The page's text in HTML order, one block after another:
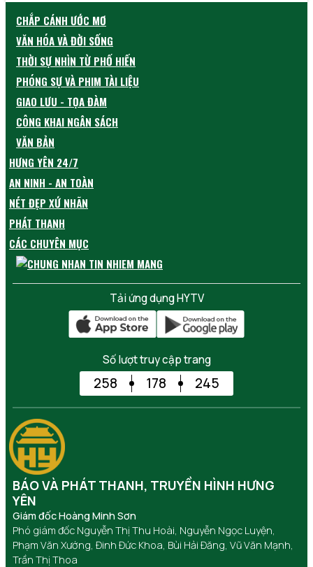
CHẮP CÁNH ƯỚC MƠ
VĂN HÓA VÀ ĐỜI SỐNG
THỜI SỰ NHÌN TỪ PHỐ HIẾN
PHÓNG SỰ VÀ PHIM TÀI LIỆU
GIAO LƯU - TỌA ĐÀM
CÔNG KHAI NGÂN SÁCH
VĂN BẢN
HƯNG YÊN 24/7
AN NINH - AN TOÀN
NÉT ĐẸP XỨ NHÃN
PHÁT THANH
CÁC CHUYÊN MỤC
Tải ứng dụng HYTV
Số lượt truy cập trang
258 178 245
BÁO VÀ PHÁT THANH, TRUYỀN HÌNH HƯNG
YÊN
Giám đốc Hoàng Minh Sơn
Phó giám đốc Nguyễn Thị Thu Hoài, Nguyễn Ngọc Luyện,
Phạm Văn Xướng, Đinh Đức Khoa, Bùi Hải Đăng, Vũ Văn Mạnh,
Trần Thị Thoa